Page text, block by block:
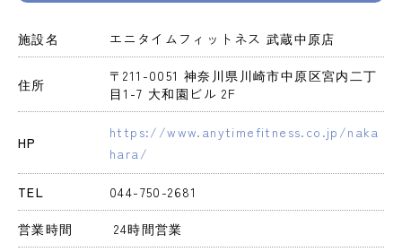
施設名 エニタイムフィットネス 武蔵中原店
住所
〒211-0051 神奈川県川崎市中原区宮内二丁
目1-7 大和園ビル 2F
HP
https://www.anytimefitness.co.jp/naka
hara/
TEL 044-750-2681
営業時間 24時間営業